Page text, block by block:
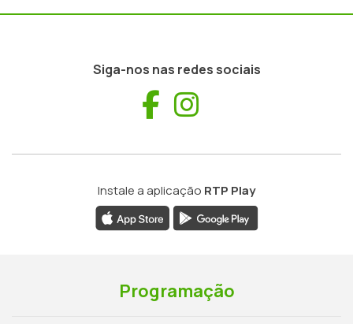
Siga-nos nas redes sociais
Facebook
Instale a aplicação RTP Play
Programação